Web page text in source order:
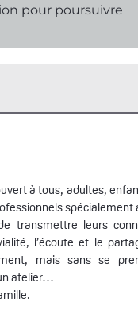
pour poursuivre
à tous, adultes,
transmettre leurs
l’écoute et le
mais sans se
atelier…